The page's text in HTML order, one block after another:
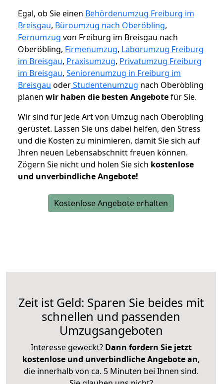
Egal, ob Sie einen Behördenumzug Freiburg im
Breisgau, Büroumzug nach Oberöbling,
Fernumzug von Freiburg im Breisgau nach
Oberöbling, Firmenumzug, Laborumzug Freiburg
im Breisgau, Praxisumzug, Privatumzug Freiburg
im Breisgau, Seniorenumzug in Freiburg im
Breisgau oderStudentenumzug nach Oberöbling
planen wir haben die besten Angebotefür Sie.
Wir sind für jede Art von Umzug nach Oberöbling
gerüstet. Lassen Sie uns dabei helfen, den Stress
und die Kosten zu minimieren, damit Sie sich auf
Ihren neuen Lebensabschnitt freuen können.
Zögern Sie nicht und holen Sie sich kostenlose
und unverbindliche Angebote!
Kostenlose Angebote erhalten
Zeit ist Geld: Sparen Sie beides mit
schnellen und passenden
Umzugsangeboten
Interesse geweckt? Dann fordern Sie jetzt
kostenlose und unverbindliche Angebote an,
die innerhalb von ca. 5 Minuten bei Ihnen sind.